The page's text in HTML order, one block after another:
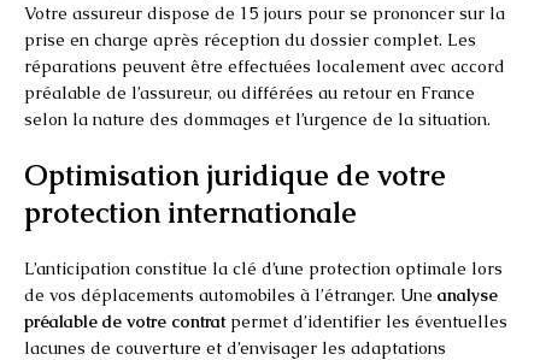
Votre assureur dispose de 15 jours pour se prononcer sur la
prise en charge après réception du dossier complet. Les
réparations peuvent être effectuées localement avec accord
préalable de l’assureur, ou différées au retour en France
selon la nature des dommages et l’urgence de la situation.
Optimisation juridique de votre
protection internationale
L’anticipation constitue la clé d’une protection optimale lors
de vos déplacements automobiles à l’étranger. Une analyse
préalable de votre contratpermet d’identifier les éventuelles
lacunes de couverture et d’envisager les adaptations